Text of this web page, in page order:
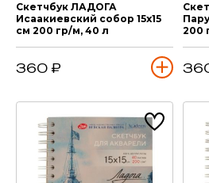
Скетчбук ЛАДОГА
Исаакиевский собор 15х15
см 200 гр/м, 40 л
360 ₽
200